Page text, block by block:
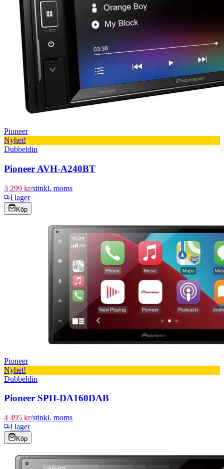
Pioneer
Nyhet!
Dubbeldin
Pioneer AVH-A240BT
3 299 kr/stinkl. moms
I lager
Köp
Pioneer
Nyhet!
Dubbeldin
Pioneer SPH-DA160DAB
4 495 kr/stinkl. moms
I lager
Köp